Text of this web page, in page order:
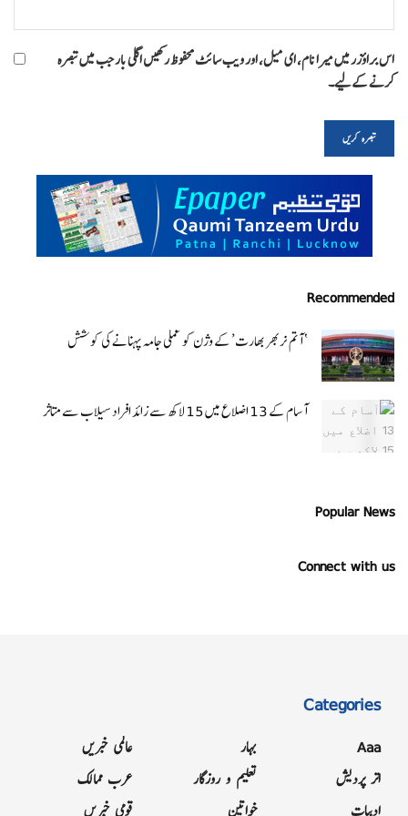
اس براؤزر میں میرا نام، ای میل، اور ویب سائٹ محفوظ رکھیں اگلی بار جب میں تبصرہ
کرنے کےلیے۔
Recommended
‘ آتم نربھر بھارت’ کے وژن کو عملی جامہ پہنانے کی کوشش
آسام کے 13 اضلاع میں 15 لاکھ سے زائد افراد سیلاب سے متاثر
Popular News
Connect with us
Categories
Aaa
اتر پردیش
ادبیات
بہار
تعلیم و روزگار
خواتین
عالمی خبریں
عرب ممالک
قومی خبریں